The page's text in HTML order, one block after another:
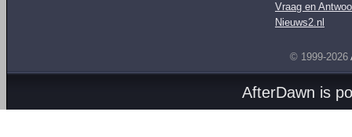
Vraag en
Nieuws2.nl
© 1999-2026
AfterDawn is